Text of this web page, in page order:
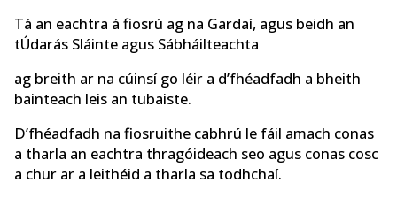
Tá an eachtra á fiosrú ag na Gardaí, agus beidh an
tÚdarás Sláinte agus Sábháilteachta
ag breith ar na cúinsí go léir a d’fhéadfadh a bheith
bainteach leis an tubaiste.
D’fhéadfadh na fiosruithe cabhrú le fáil amach conas
a tharla an eachtra thragóideach seo agus conas cosc
a chur ar a leithéid a tharla sa todhchaí.